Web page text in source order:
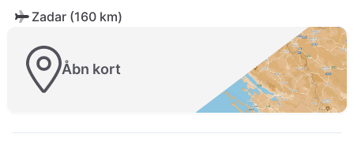
Zadar (160 km)
Åbn kort